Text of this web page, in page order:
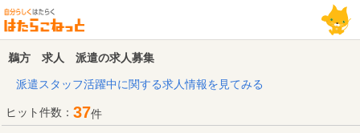
鵜方 求人 派遣の求人募集
派遣スタッフ活躍中に関する求人情報を見てみる
ヒット件数： 37件